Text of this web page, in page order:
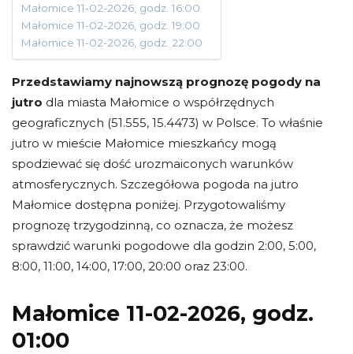
Małomice 11-02-2026, godz. 16:00
Małomice 11-02-2026, godz. 19:00
Małomice 11-02-2026, godz. 22:00
Przedstawiamy najnowszą prognozę pogody na
jutro dla miasta Małomice o współrzędnych
geograficznych (51.555, 15.4473) w Polsce. To właśnie
jutro w mieście Małomice mieszkańcy mogą
spodziewać się dość urozmaiconych warunków
atmosferycznych. Szczegółowa pogoda na jutro
Małomice dostępna poniżej. Przygotowaliśmy
prognozę trzygodzinną, co oznacza, że możesz
sprawdzić warunki pogodowe dla godzin 2:00, 5:00,
8:00, 11:00, 14:00, 17:00, 20:00 oraz 23:00.
Małomice 11-02-2026, godz.
01:00